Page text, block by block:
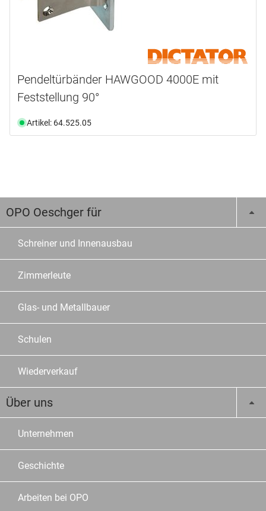
Pendeltürbänder HAWGOOD 4000E mit
Feststellung 90°
Artikel: 64.525.05
OPO Oeschger für
Schreiner und Innenausbau
Zimmerleute
Glas- und Metallbauer
Schulen
Wiederverkauf
Über uns
Unternehmen
Geschichte
Arbeiten bei OPO